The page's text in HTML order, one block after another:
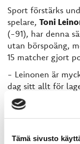
Tämä sivusto
Sport förstärks
spelare, Toni
(-91), har denna
utan börspoäng,
15 matcher gjort
- Leinonen är
dag sitt allt för
passar in i Sport-
172-centimeter
representerat tre